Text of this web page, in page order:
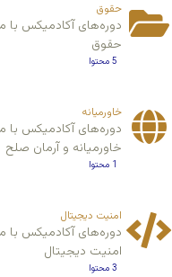
حقوق
دوره‌های آکادمیکس با
حقوق
5 محتوا
خاورمیانه
دوره‌های آکادمیکس با
خاورمیانه و آرمان صلح
1 محتوا
امنیت دیجیتال
دوره‌های آکادمیکس با
امنیت دیجیتال
3 محتوا